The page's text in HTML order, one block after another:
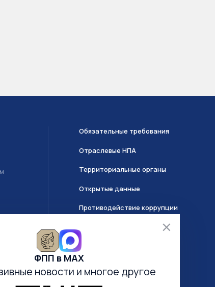
Обязательные требования
Отраслевые НПА
Территориальные органы
Открытые данные
Противодействие коррупции
О системе ГИИС ДМДК
ФПП в МАХ
новости и многое другое